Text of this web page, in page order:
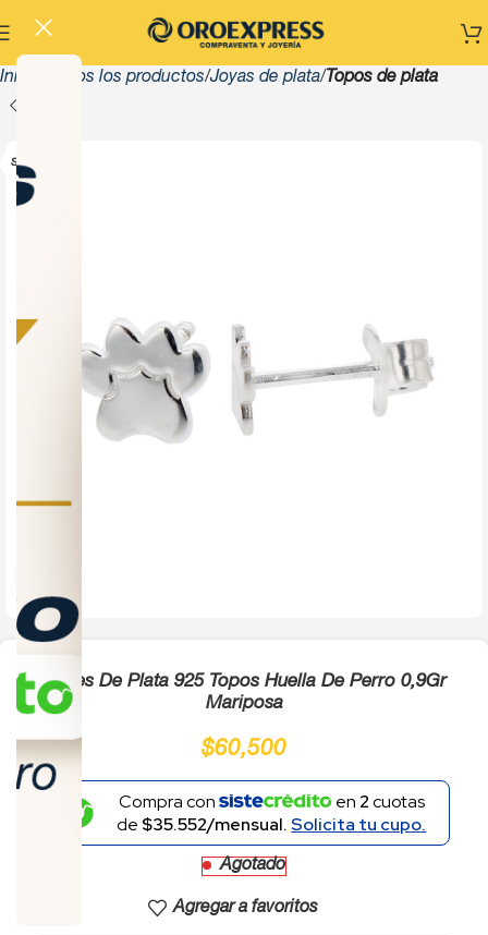
Inicio Todos los productos Joyas de plata Topos de plata
SOLD OUT
Aretes De Plata 925 Topos Huella De Perro 0,9Gr
Mariposa
$60,500
Compra con en 2cuotas
de $35.552/mensual.Solicita tu cupo.
Agotado
Agregar a favoritos